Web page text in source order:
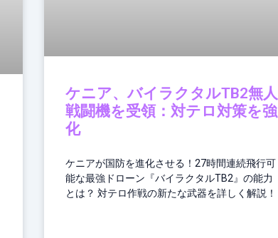
ケニア、バイラクタルTB2無人
戦闘機を受領：対テロ対策を強
化
ケニアが国防を進化させる！27時間連続飛行可
能な最強ドローン『バイラクタルTB2』の能力
とは？ 対テロ作戦の新たな武器を詳しく解説！